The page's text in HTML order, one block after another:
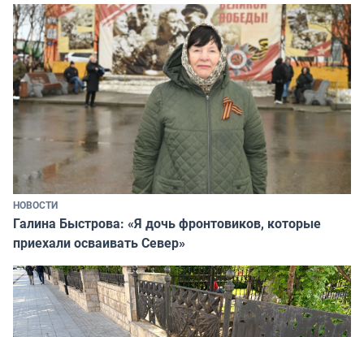
НОВОСТИ
Галина Быстрова: «Я дочь фронтовиков, которые
приехали осваивать Север»